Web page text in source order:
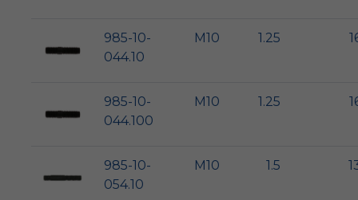
985-10-
044.10
M10 1.25
985-10-
044.100
M10 1.25
985-10-
054.10
M10 1.5